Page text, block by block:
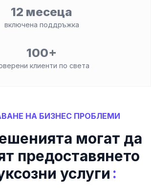
12 месеца
включена поддръжка
100+
клиенти по света
НА БИЗНЕС ПРОБЛЕМИ
могат да
предоставянето
услуги :